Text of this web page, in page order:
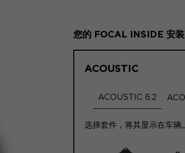
您的 FOCAL INSIDE 安装
ACOUSTIC
ACOUSTIC 6.2
选择套件，将其显示在车辆